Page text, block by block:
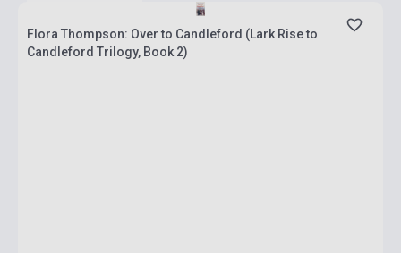
Flora Thompson: Over to Candleford (Lark Rise to
Candleford Trilogy, Book 2)